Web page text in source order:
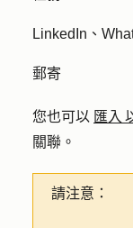
LinkedIn、
郵寄
您也可以 匯入
關聯。
請注意：